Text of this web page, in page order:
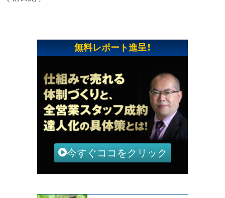
無料レポート進呈！
今すぐココをクリック